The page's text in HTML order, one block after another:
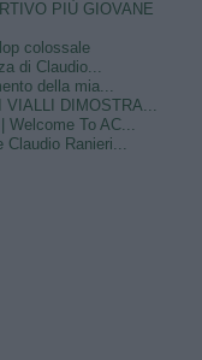
PIÙ GIOVANE
colossale
di Claudio...
della mia...
VIALLI DIMOSTRA...
Welcome To AC...
Ranieri...